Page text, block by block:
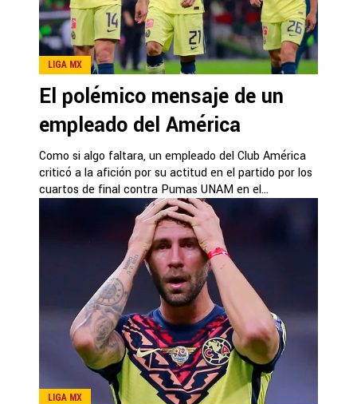
LIGA MX
El polémico mensaje de un
empleado del América
Como si algo faltara, un empleado del Club América
criticó a la afición por su actitud en el partido por los
cuartos de final contra Pumas UNAM en el...
LIGA MX